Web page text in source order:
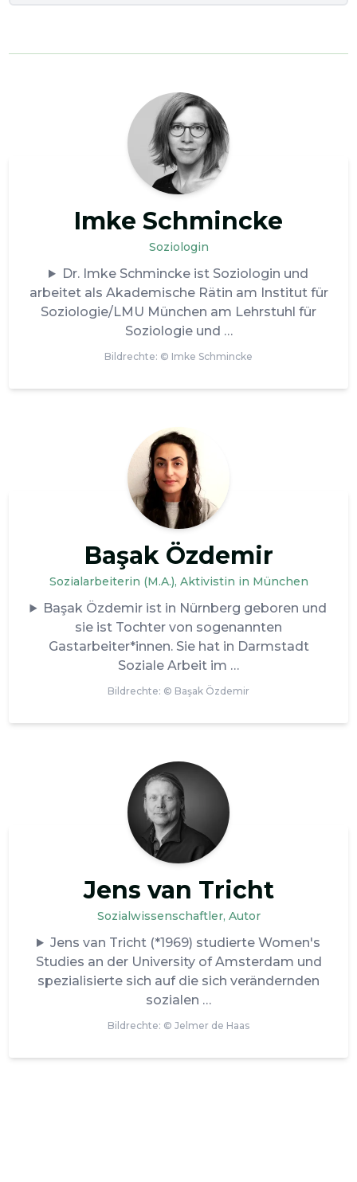
Imke Schmincke
Soziologin
Dr. Imke Schmincke ist Soziologin und
arbeitet als Akademische Rätin am Institut für
Soziologie/LMU München am Lehrstuhl für
Soziologie und
Bildrechte: © Imke Schmincke
Başak Özdemir
Sozialarbeiterin (M.A.), Aktivistin in München
Başak Özdemir ist in Nürnberg geboren und
sie ist Tochter von sogenannten
Gastarbeiter*innen. Sie hat in Darmstadt
Soziale Arbeit im
Bildrechte: © Başak Özdemir
Jens van Tricht
Sozialwissenschaftler, Autor
Jens van Tricht (*1969) studierte Women's
Studies an der University of Amsterdam und
spezialisierte sich auf die sich verändernden
sozialen
Bildrechte: © Jelmer de Haas